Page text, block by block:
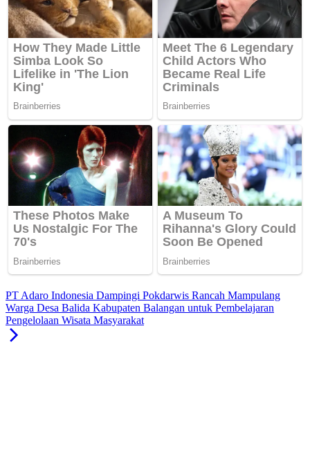
PT Adaro Indonesia Dampingi Pokdarwis Rancah Mampulang
Warga Desa Balida Kabupaten Balangan untuk Pembelajaran
Pengelolaan Wisata Masyarakat